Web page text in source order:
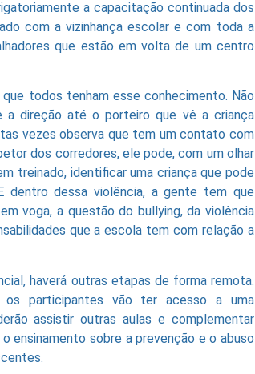
a capacitação continuada dos
com a vizinhança escolar e com toda a
que estão em volta de um centro
todos tenham esse conhecimento. Não
a direção até o porteiro que vê a criança
vezes observa que tem um contato com
dos corredores, ele pode, com um olhar
treinado, identificar uma criança que pode
dentro dessa violência, a gente tem que
voga, a questão do bullying, da violência
que a escola tem com relação a
haverá outras etapas de forma remota.
os participantes vão ter acesso a uma
assistir outras aulas e complementar
ensinamento sobre a prevenção e o abuso